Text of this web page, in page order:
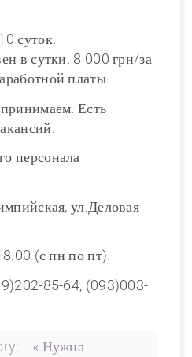
суток.
в сутки. 8 000 грн/за
платы.
Есть
персонала
ул.Деловая
(с пн по пт).
85-64, (093)003-
« Нужна